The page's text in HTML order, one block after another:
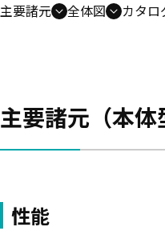
主要諸元 全体図 カタロ
主要諸元（本体
性能